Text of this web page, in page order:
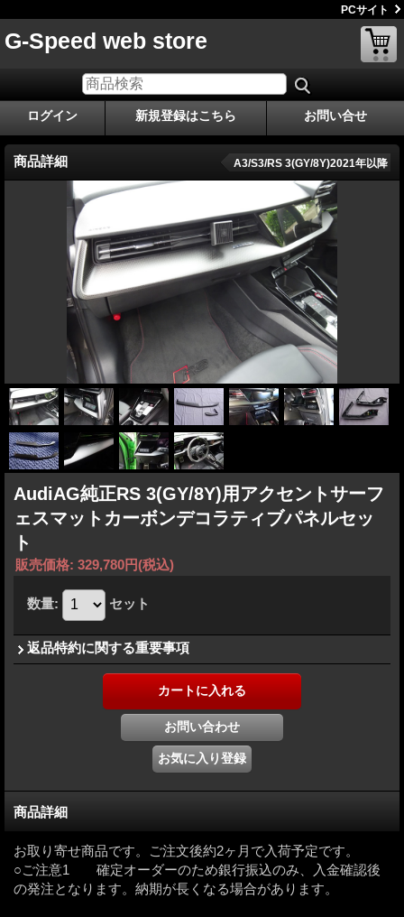
PCサイト
G-Speed web store
ログイン 新規登録はこちら お問い合せ
商品詳細 A3/S3/RS 3(GY/8Y)2021年以降
AudiAG純正RS 3(GY/8Y)用アクセントサーフ
ェスマットカーボンデコラティブパネルセッ
ト
販売価格: 329,780円(税込)
数量: セット
返品特約に関する重要事項
商品詳細
お取り寄せ商品です。ご注文後約2ヶ月で入荷予定です。
○ご注意1 確定オーダーのため銀行振込のみ、入金確認後
の発注となります。納期が長くなる場合があります。